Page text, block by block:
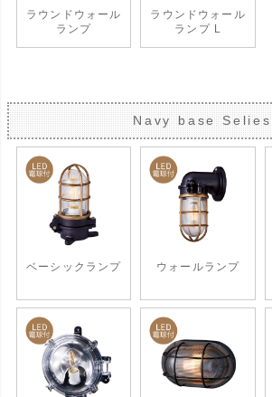
ラウンドウォール
ランプ
ラウンドウォール
ランプ L
Navy base Selies
ベーシックランプ ウォールランプ